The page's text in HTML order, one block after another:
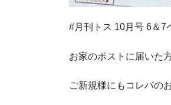
#月刊トス 10月号 6＆7
お家のポストに届いた
ご新規様にもコレバの